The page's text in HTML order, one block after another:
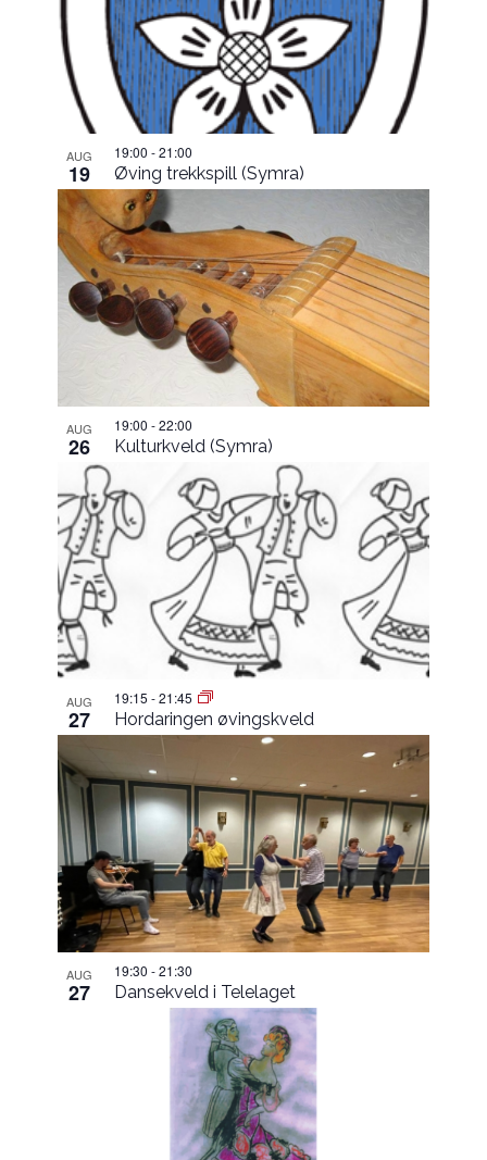
in
Photo
View
AUG
19 Øving trekkspill (Symra)
19:00-21:00
AUG
26 Kulturkveld (Symra)
19:00-22:00
AUG
27 Hordaringen øvingskveld
19:15-21:45
AUG
27 Dansekveld i Telelaget
19:30-21:30